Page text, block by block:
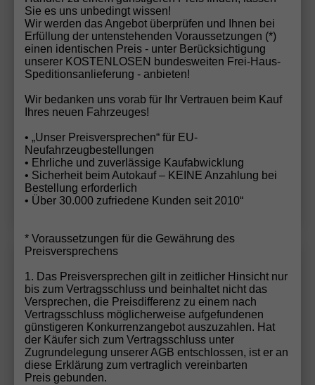
Sofort lieferbar 33.622,– €
incl. 19% MwSt.
5-türig, 96 kW (131 PS), 1.498 cm³, Automatik,
Frontantrieb, Verbrennungsmotor (ICE), Benzin,
CO₂-Emission kombiniert 133.00 g/km (WLTP), CO₂-
Klasse D, Außenfarbe: Grenadillschwarz Metallic,
Fahrzeuggarantie, Nichtraucher-Fahrzeug, Zustand,
Beschaffenheit: Scheckheftgepflegt, Zustand:
unfallfrei, Fahrzeugnr.: 74504
Details
"Limited" (2) LIEFERUNG KOSTENLOS &
PREISGARANTIE* 1.5 eTSI 150PS DSG, Metallic,
Winterpaket, 17" Alu, LED-Scheinwerfer PLUS, Keyless,
Elektr. Heckklappe, Alarm, Akustik-Fenster, Privacy,
Park Assist, Parksensoren vo/hi, 360°-Kamera, Digital
Cockpit Pro, Radio Ready2Discover 12,9"+App-Connect
Sie es uns unbedingt wissen!
Wir werden das Angebot überprüfen und Ihnen bei
Erfüllung der untenstehenden Voraussetzungen (*)
einen identischen Preis - unter Berücksichtigung
unserer KOSTENLOSEN bundesweiten Frei-Haus-
Speditionsanlieferung - anbieten!
Wir bedanken uns vorab für Ihr Vertrauen beim Kauf
Ihres neuen Fahrzeuges!
• „Unser Preisversprechen“ für EU-
Neufahrzeugbestellungen
• Ehrliche und zuverlässige Kaufabwicklung
• Sicherheit beim Autokauf – KEINE Anzahlung bei
Bestellung erforderlich
• Über 30.000 zufriedene Kunden seit 2010“
* Voraussetzungen für die Gewährung des
Preisversprechens
1. Das Preisversprechen gilt in zeitlicher Hinsicht nur
bis zum Vertragsschluss und beinhaltet nicht das
Versprechen, die Preisdifferenz zu einem nach
Vertragsschluss möglicherweise aufgefundenen
günstigeren Konkurrenzangebot auszuzahlen. Hat
der Käufer sich zum Vertragsschluss unter
Zugrundelegung unserer AGB entschlossen, ist er an
diese Erklärung zum vertraglich vereinbarten
Preis gebunden.